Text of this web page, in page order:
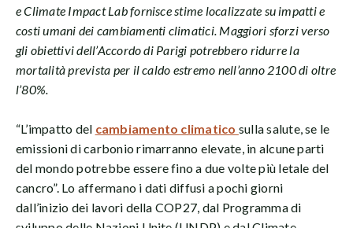
e Climate Impact Lab fornisce stime localizzate su impatti e
costi umani dei cambiamenti climatici. Maggiori sforzi verso
gli obiettivi dell’Accordo di Parigi potrebbero ridurre la
mortalità prevista per il caldo estremo nell’anno 2100 di oltre
l’80%.
“L’impatto del cambiamento climatico sulla salute, se le
emissioni di carbonio rimarranno elevate, in alcune parti
del mondo potrebbe essere fino a due volte più letale del
cancro”. Lo affermano i dati diffusi a pochi giorni
dall’inizio dei lavori della COP27, dal Programma di